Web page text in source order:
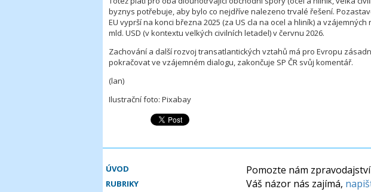
byznys potřebuje, aby bylo co nejdříve nalezeno trvalé řešení.
EU vyprší na konci března 2025 (za US cla na ocel a hliník) a
mld. USD (v kontextu velkých civilních letadel) v červnu 2026.
Zachování a další rozvoj transatlantických vztahů má pro Evropu
pokračovat ve vzájemném dialogu, zakončuje SP ČR svůj komentář.
(lan)
Ilustrační foto: Pixabay
ÚVOD
RUBRIKY
Pomozte nám
Váš názor nás zajímá,